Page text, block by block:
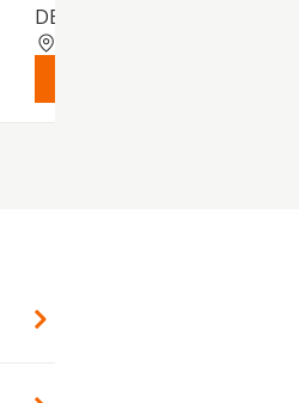
DEL SECTOR HOTELERO, ET